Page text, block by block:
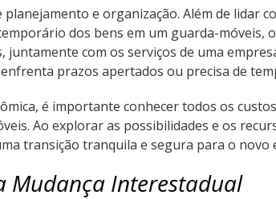
e organização. Além de lidar
dos bens em um guarda-móveis,
com os serviços de uma
prazos apertados ou precisa de
é importante conhecer todos os
Ao explorar as possibilidades e os
transição tranquila e segura para o novo
Mudança Interestadual